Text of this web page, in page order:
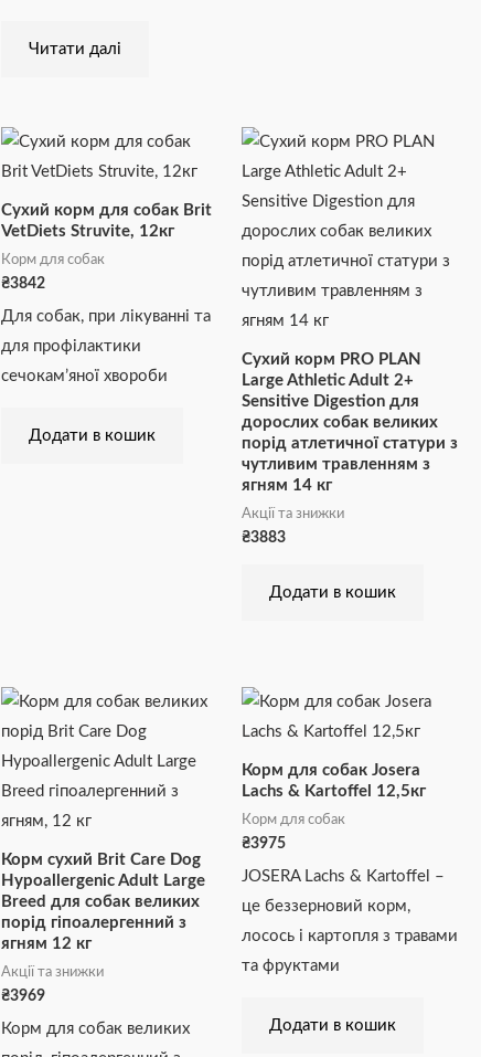
Читати далі
Сухий корм для собак Brit
VetDiets Struvite, 12кг
Корм для собак
₴3842
Для собак, при лікуванні та
для профілактики
сечокам’яної хвороби
Додати в кошик
Сухий корм PRO PLAN
Large Athletic Adult 2+
Sensitive Digestion для
дорослих собак великих
порід атлетичної статури з
чутливим травленням з
ягням 14 кг
Акції та знижки
₴3883
Додати в кошик
Корм сухий Brit Care Dog
Hypoallergenic Adult Large
Breed для собак великих
порід гіпоалергенний з
ягням 12 кг
Акції та знижки
₴3969
Корм для собак великих
Корм для собак Josera
Lachs & Kartoffel 12,5кг
Корм для собак
₴3975
JOSERA Lachs & Kartoffel –
це беззерновий корм,
лосось і картопля з травами
та фруктами
Додати в кошик